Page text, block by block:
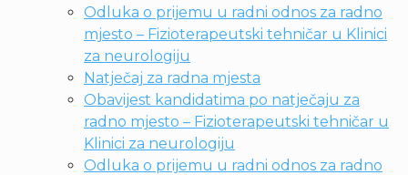
Odluka o prijemu u radni odnos za radno
mjesto – Fizioterapeutski tehničar u Klinici
za neurologiju
Natječaj za radna mjesta
Obavijest kandidatima po natječaju za
radno mjesto – Fizioterapeutski tehničar u
Klinici za neurologiju
Odluka o prijemu u radni odnos za radno